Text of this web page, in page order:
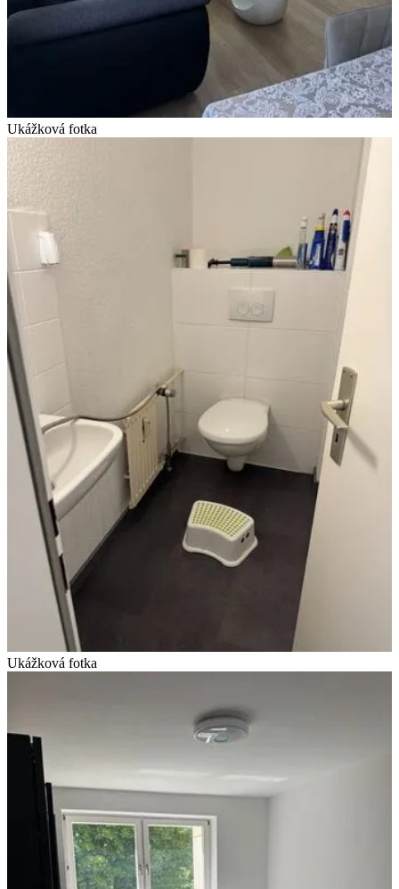
Ukážková fotka
Ukážková fotka